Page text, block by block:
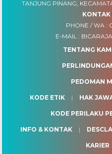
TANJUNG PINANG,
KONTAK
PHONE / WA :
E-MAIL :
TENTANG
PEDOMAN
KODE ETIK HAK
KODE PERILAKU
INFO & KONTAK
KARIER